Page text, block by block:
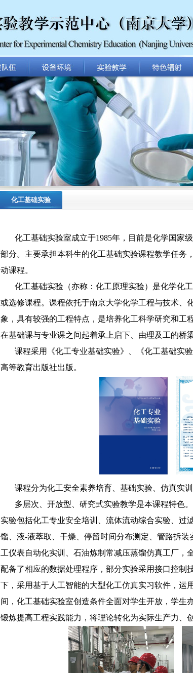
化工基础实验
化工基础实验室成立于1985年，目前是化学国家
部分。主要承担本科生的化工基础实验课程教学任务
动课程。
化工基础实验（亦称：化工原理实验）是化学化
或选修课程。课程依托于南京大学化学工程与技术、
象，具有较强的工程特点，是培养化工科学研究和工
在基础课与专业课之间起着承上启下、由理及工的桥
课程采用《化工专业基础实验》、《化工基础实
高等教育出版社出版。
课程分为化工安全素养培育、基础实验、仿真实
多层次、开放型、研究式实验教学是本课程特色
实验包括化工专业安全培训、流体流动综合实验、过
馏、液-液萃取、干燥、停留时间分布测定、管路拆
工仪表自动化实训、石油炼制常减压蒸馏仿真工厂，
配备了相应的数据处理程序，部分实验采用接口控制
下，采用基于人工智能的大型化工仿真实习软件，运
间，化工基础实验室创造条件全面对学生开放，学生
锻炼提高工程实践能力，将理论转化为实际生产力、